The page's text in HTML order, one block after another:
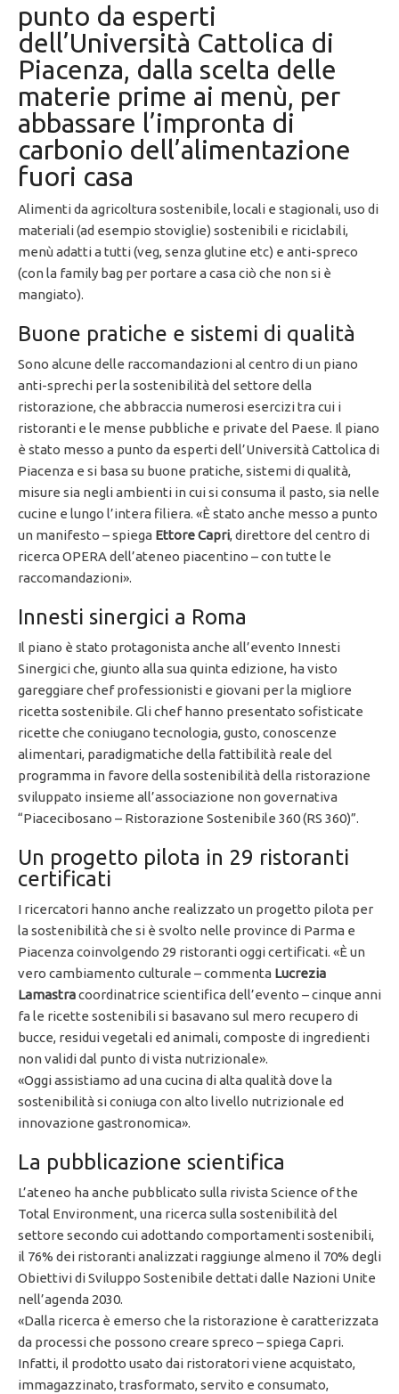
punto da esperti
dell’Università Cattolica di
Piacenza, dalla scelta delle
materie prime ai menù, per
abbassare l’impronta di
carbonio dell’alimentazione
fuori casa
Alimenti da agricoltura sostenibile, locali e stagionali, uso di
materiali (ad esempio stoviglie) sostenibili e riciclabili,
menù adatti a tutti (veg, senza glutine etc) e anti-spreco
(con la family bag per portare a casa ciò che non si è
mangiato).
Buone pratiche e sistemi di qualità
Sono alcune delle raccomandazioni al centro di un piano
anti-sprechi per la sostenibilità del settore della
ristorazione, che abbraccia numerosi esercizi tra cui i
ristoranti e le mense pubbliche e private del Paese. Il piano
è stato messo a punto da esperti dell’Università Cattolica di
Piacenza e si basa su buone pratiche, sistemi di qualità,
misure sia negli ambienti in cui si consuma il pasto, sia nelle
cucine e lungo l’intera filiera. «È stato anche messo a punto
un manifesto – spiega Ettore Capri, direttore del centro di
ricerca OPERA dell’ateneo piacentino – con tutte le
raccomandazioni».
Innesti sinergici a Roma
Il piano è stato protagonista anche all’evento Innesti
Sinergici che, giunto alla sua quinta edizione, ha visto
gareggiare chef professionisti e giovani per la migliore
ricetta sostenibile. Gli chef hanno presentato sofisticate
ricette che coniugano tecnologia, gusto, conoscenze
alimentari, paradigmatiche della fattibilità reale del
programma in favore della sostenibilità della ristorazione
sviluppato insieme all’associazione non governativa
“Piacecibosano – Ristorazione Sostenibile 360 (RS 360)”.
Un progetto pilota in 29 ristoranti
certificati
I ricercatori hanno anche realizzato un progetto pilota per
la sostenibilità che si è svolto nelle province di Parma e
Piacenza coinvolgendo 29 ristoranti oggi certificati. «È un
vero cambiamento culturale – commenta Lucrezia
Lamastracoordinatrice scientifica dell’evento – cinque anni
fa le ricette sostenibili si basavano sul mero recupero di
bucce, residui vegetali ed animali, composte di ingredienti
non validi dal punto di vista nutrizionale».
«Oggi assistiamo ad una cucina di alta qualità dove la
sostenibilità si coniuga con alto livello nutrizionale ed
innovazione gastronomica».
La pubblicazione scientifica
L’ateneo ha anche pubblicato sulla rivista Science of the
Total Environment, una ricerca sulla sostenibilità del
settore secondo cui adottando comportamenti sostenibili,
il 76% dei ristoranti analizzati raggiunge almeno il 70% degli
Obiettivi di Sviluppo Sostenibile dettati dalle Nazioni Unite
nell’agenda 2030.
«Dalla ricerca è emerso che la ristorazione è caratterizzata
da processi che possono creare spreco – spiega Capri.
Infatti, il prodotto usato dai ristoratori viene acquistato,
immagazzinato, trasformato, servito e consumato,